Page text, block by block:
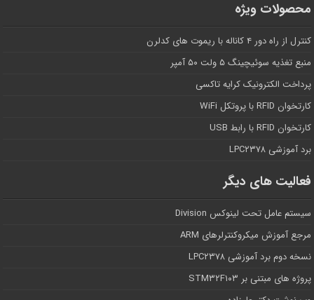
محصولات ویژه
کنترل از راه دور ۴ کاناله با ریموت های کدلرن
منبع تغذیه سوئیچینگ ۵ ولت ۵۰ آمپر
پرداخت الکترونیک کرایه تاکسی
کارتخوان RFID با پروتکل WiFi
کارتخوان RFID با رابط USB
برد آموزشی LPC۲۳۷۸
فعالیت های دیگر
سیستم عامل تحت لینوکس Division
مرجع آموزش میکروکنترلرهای ARM
نسخه دوم برد آموزشی LPC۲۳۷۸
پروژه های مبتنی بر STM۳۲F۱۰۳